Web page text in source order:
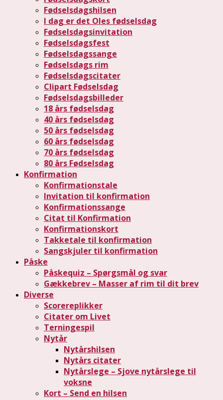
Fødselsdagshilsen
I dag er det Oles fødselsdag
Fødselsdagsinvitation
Fødselsdagsfest
Fødselsdagssange
Fødselsdags rim
Fødselsdagscitater
Clipart Fødselsdag
Fødselsdagsbilleder
18 års fødselsdag
40 års fødselsdag
50 års fødselsdag
60 års fødselsdag
70 års fødselsdag
80 års Fødselsdag
Konfirmation
Konfirmationstale
Invitation til konfirmation
Konfirmationssange
Citat til Konfirmation
Konfirmationskort
Takketale til konfirmation
Sangskjuler til konfirmation
Påske
Påskequiz – Spørgsmål og svar
Gækkebrev – Masser af rim til dit brev
Diverse
Scorereplikker
Citater om Livet
Terningespil
Nytår
Nytårshilsen
Nytårs citater
Nytårslege – Sjove nytårslege til
voksne
Kort – Send en hilsen